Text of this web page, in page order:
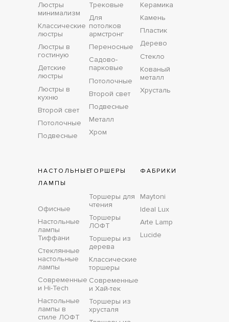
Люстры
минимализм
Классические
люстры
Люстры в
гостиную
Детские
люстры
Люстры в
кухню
Второй свет
Потолочные
Подвесные
Трековые
Для
потолков
армстронг
Переносные
Садово-
парковые
Потолочные
Второй свет
Подвесные
Металл
Хром
Керамика
Камень
Пластик
Дерево
Стекло
Кованый
металл
Хрусталь
НАСТОЛЬНЫЕ
ЛАМПЫ
Офисные
Настольные
лампы
Тиффани
Стеклянные
настольные
лампы
Современные
и Hi-Tech
Настольные
лампы в
стиле ЛОФТ
ТОРШЕРЫ
Торшеры для
чтения
Торшеры
ЛОФТ
Торшеры из
дерева
Классические
торшеры
Современные
и Хай-тек
Торшеры из
хрусталя
ФАБРИКИ
Maytoni
Ideal Lux
Arte Lamp
Lucide